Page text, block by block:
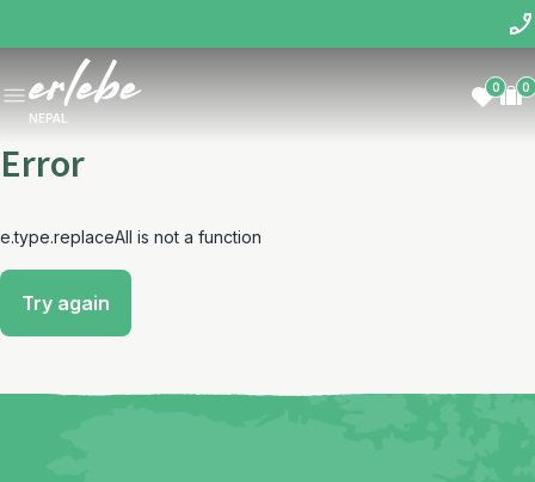
NEPAL
0 0
Error
e.type.replaceAll is not a function
Try again